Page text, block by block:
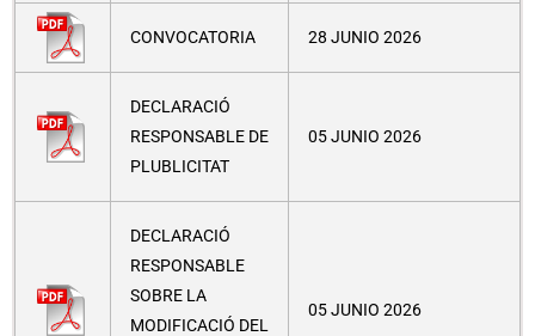
CONVOCATORIA 28 JUNIO 2026
DECLARACIÓ
RESPONSABLE DE
PLUBLICITAT
05 JUNIO 2026
DECLARACIÓ
RESPONSABLE
SOBRE LA
MODIFICACIÓ DEL
05 JUNIO 2026